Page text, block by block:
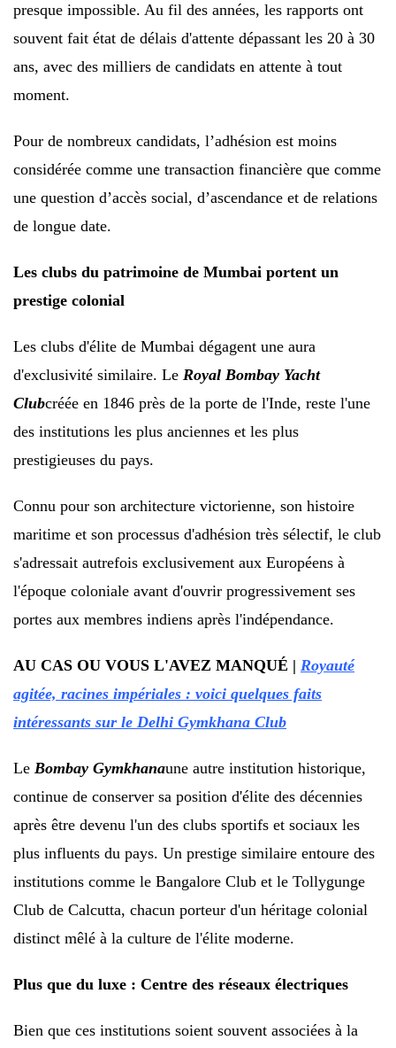
presque impossible. Au fil des années, les rapports ont
souvent fait état de délais d'attente dépassant les 20 à 30
ans, avec des milliers de candidats en attente à tout
moment.
Pour de nombreux candidats, l’adhésion est moins
considérée comme une transaction financière que comme
une question d’accès social, d’ascendance et de relations
de longue date.
Les clubs du patrimoine de Mumbai portent un
prestige colonial
Les clubs d'élite de Mumbai dégagent une aura
d'exclusivité similaire. Le Royal Bombay Yacht
Clubcréée en 1846 près de la porte de l'Inde, reste l'une
des institutions les plus anciennes et les plus
prestigieuses du pays.
Connu pour son architecture victorienne, son histoire
maritime et son processus d'adhésion très sélectif, le club
s'adressait autrefois exclusivement aux Européens à
l'époque coloniale avant d'ouvrir progressivement ses
portes aux membres indiens après l'indépendance.
AU CAS OU VOUS L'AVEZ MANQUÉ | Royauté
agitée, racines impériales : voici quelques faits
intéressants sur le Delhi Gymkhana Club
Le Bombay Gymkhanaune autre institution historique,
continue de conserver sa position d'élite des décennies
après être devenu l'un des clubs sportifs et sociaux les
plus influents du pays. Un prestige similaire entoure des
institutions comme le Bangalore Club et le Tollygunge
Club de Calcutta, chacun porteur d'un héritage colonial
distinct mêlé à la culture de l'élite moderne.
Plus que du luxe : Centre des réseaux électriques
Bien que ces institutions soient souvent associées à la